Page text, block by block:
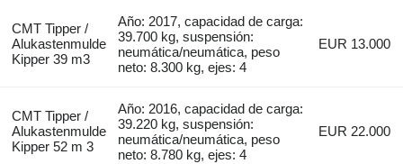
CMT Tipper /
Alukastenmulde
Kipper 39 m3
Año: 2017, capacidad de carga:
39.700 kg, suspensión:
neumática/neumática, peso
neto: 8.300 kg, ejes: 4
EUR 13.000
CMT Tipper /
Alukastenmulde
Kipper 52 m 3
Año: 2016, capacidad de carga:
39.220 kg, suspensión:
neumática/neumática, peso
neto: 8.780 kg, ejes: 4
EUR 22.000